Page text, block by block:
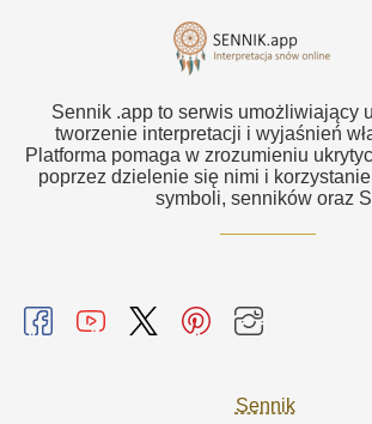
Sennik .app to serwis umożliwiający
tworzenie interpretacji i wyjaśnień
Platforma pomaga w zrozumieniu
poprzez dzielenie się nimi i
symboli, senników oraz
Sennik